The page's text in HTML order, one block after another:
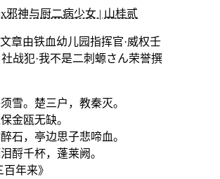
邪神与厨二病少女 | 山桂贰
章由铁血幼儿园指挥官·威权壬
社战犯·我不是二刺螈さん荣誉撰
雪。楚三户，教秦灭。
金瓯无缺。
石，亭边思子悲啼血。
酹千杯，蓬莱阙。
百年来》